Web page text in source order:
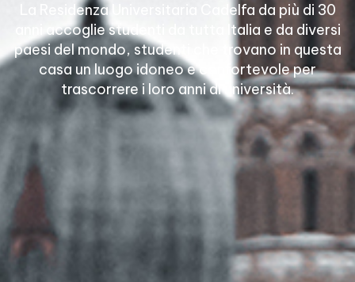
La Residenza Universitaria Cadelfa da più di 30
anni accoglie studenti da tutta Italia e da diversi
paesi del mondo, studenti che trovano in questa
casa un luogo idoneo e confortevole per
trascorrere i loro anni di università.